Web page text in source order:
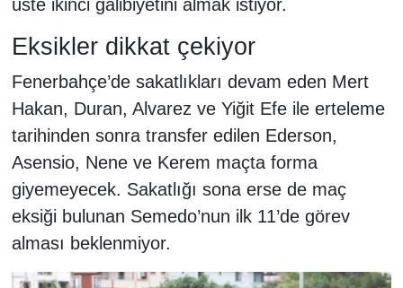
üste ikinci galibiyetini almak istiyor.
Eksikler dikkat çekiyor
Fenerbahçe’de sakatlıkları devam eden Mert
Hakan, Duran, Alvarez ve Yiğit Efe ile erteleme
tarihinden sonra transfer edilen Ederson,
Asensio, Nene ve Kerem maçta forma
giyemeyecek. Sakatlığı sona erse de maç
eksiği bulunan Semedo’nun ilk 11’de görev
alması beklenmiyor.